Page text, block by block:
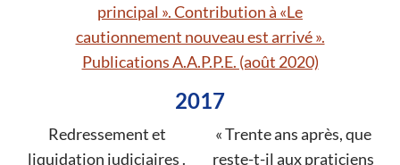
principal ». Contribution à «Le
cautionnement nouveau est arrivé ».
Publications A.A.P.P.E. (août 2020)
2017
Redressement et
liquidation judiciaires .
« Trente ans après, que
reste-t-il aux praticiens